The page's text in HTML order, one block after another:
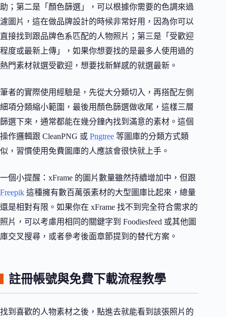
助；第二是「顏色篩選」，可以根據你需要的色調來過
濾圖片，這在做品牌設計的時候非常好用，因為你可以
直接找到跟品牌色系匹配的人物照片；第三是「受歡迎
程度或最新上傳」，如果你想要找的是最多人使用過的
熱門素材就選受歡迎，想要找新鮮感的就選最新。
筆者的實際使用經驗是，先從大分類切入，再搭配左側
細項分類縮小範圍，最後用顏色篩選做收尾，這樣三層
篩選下來，通常都能在幾分鐘內找到滿意的素材。這個
操作邏輯跟 CleanPNG 或 Pngtree 等圖庫的分類方式類
似，習慣使用免費圖庫的人應該會很快就上手。
一個小提醒：xFrame 的圖片數量雖然持續增加中，但跟
Freepik 這種擁有數百萬張素材的大型圖庫比起來，總量
還是相對有限。如果你在 xFrame 找不到完全符合需求的
照片，可以考慮用相同的關鍵字到 Foodiesfeed 或其他圖
庫交叉搜尋，或者參考後面章節提到的替代方案。
註冊帳號與免費下載流程教學
找到喜歡的人物素材之後，點進去就能看到該張照片的